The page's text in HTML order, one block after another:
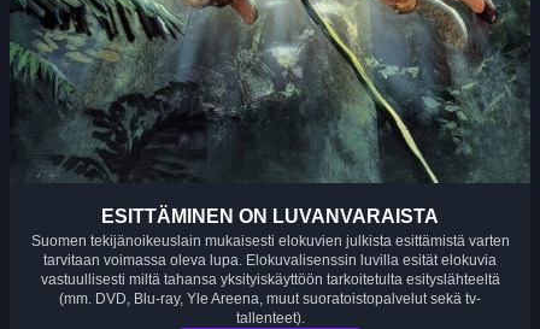
ESITTÄMINEN ON LUVANVARAISTA
Suomen tekijänoikeuslain mukaisesti elokuvien julkista esittämistä varten
tarvitaan voimassa oleva lupa. Elokuvalisenssin luvilla esität elokuvia
vastuullisesti miltä tahansa yksityiskäyttöön tarkoitetulta esityslähteeltä
(mm. DVD, Blu-ray, Yle Areena, muut suoratoistopalvelut sekä tv-
tallenteet).